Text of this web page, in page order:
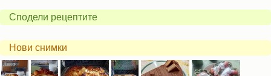
Сподели рецептите
Нови снимки